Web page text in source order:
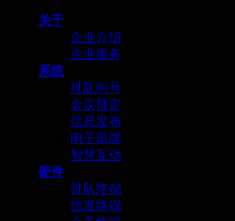
关于
企业介绍
企业服务
系统
排队叫号
会议预定
信息发布
电子班牌
智慧互动
硬件
排队终端
信发终端